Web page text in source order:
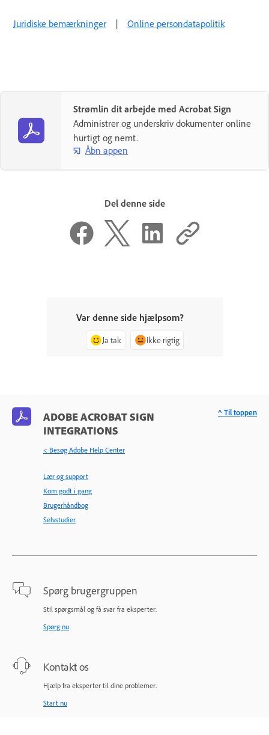
Juridiske bemærkninger | Online persondatapolitik
Strømlin dit arbejde med Acrobat Sign
Administrer og underskriv dokumenter online
hurtigt og nemt.
Åbn appen
Del denne side
Var denne side hjælpsom?
Ja tak Ikke rigtig
ADOBE ACROBAT SIGN
INTEGRATIONS
< Besøg Adobe Help Center
Lær og support
Kom godt i gang
Brugerhåndbog
Selvstudier
Spørg brugergruppen
Stil spørgsmål og få svar fra eksperter.
Spørg nu
Kontakt os
Hjælp fra eksperter til dine problemer.
Start nu
^ Til toppen